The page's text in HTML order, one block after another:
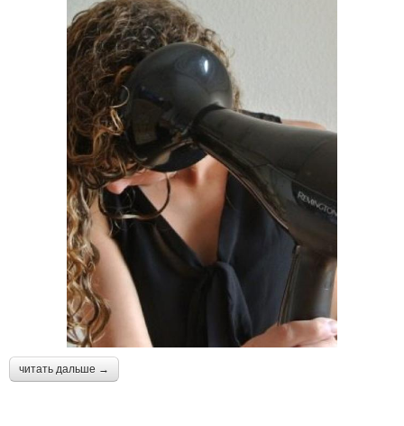
читать дальше →